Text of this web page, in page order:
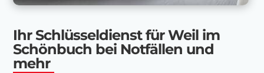
Ihr Schlüsseldienst für Weil im
Schönbuch bei Notfällen und
mehr